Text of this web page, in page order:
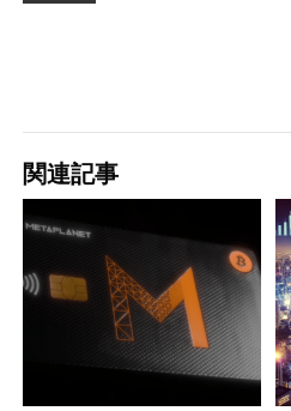
関連記事